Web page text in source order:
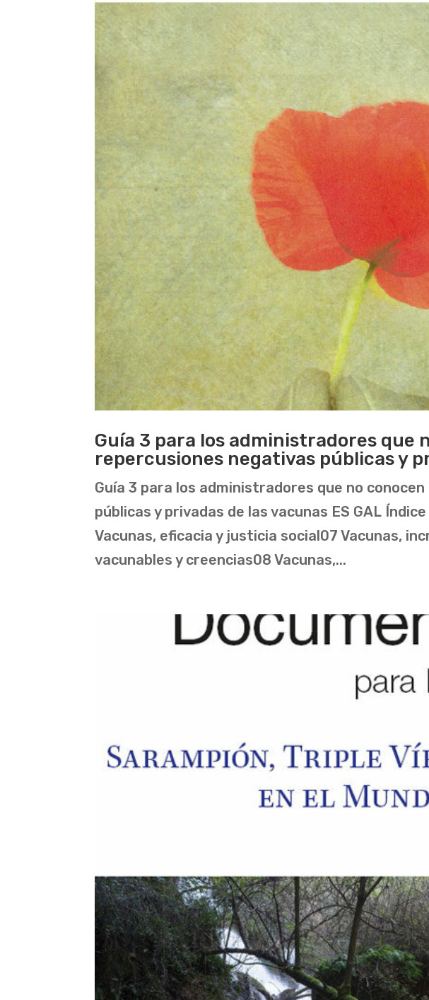
Guía 3 para los administradores que
repercusiones negativas públicas y
Guía 3 para los administradores que no
públicas y privadas de las vacunas ES GAL
Vacunas, eficacia y justicia social07 Vacunas,
vacunables y creencias08 Vacunas,...